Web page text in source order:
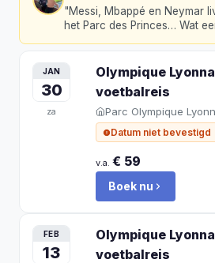
"Messi, Mbappé en Neymar
het Parc des Princes… Wat
JAN
30
za
Olympique
voetbalreis
Parc Olympique
Datum niet bevestigd
v.a. € 59
Boek nu
FEB
13
Olympique
voetbalreis